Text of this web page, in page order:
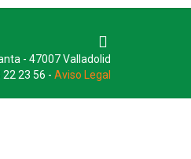
- 47007 Valladolid
22 23 56 - Aviso Legal